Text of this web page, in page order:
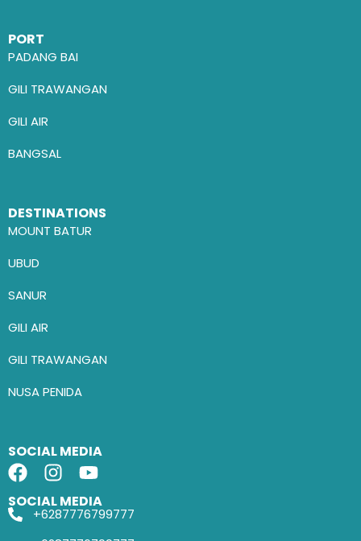
PORT
PADANG BAI
GILI TRAWANGAN
GILI AIR
BANGSAL
DESTINATIONS
MOUNT BATUR
UBUD
SANUR
GILI AIR
GILI TRAWANGAN
NUSA PENIDA
SOCIAL MEDIA
SOCIAL MEDIA
+6287776799777